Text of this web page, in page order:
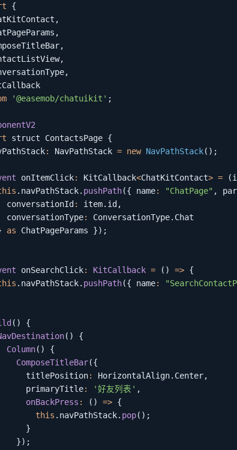
{
,
,
,
,
,
'@easemob/chatuikit' ;
struct ContactsPage {
: NavPathStack = new NavPathStack( ) ;
onItemClick: KitCallback<ChatKitContact> = (
. navPathStack. pushPath({ name: "ChatPage" ,
conversationId
: item. id,
conversationType
: ConversationType. Chat
as ChatPageParams }) ;
onSearchClick: KitCallback = ( ) => {
. navPathStack. pushPath({ name:
( )
{
( )
{
Column( )
{
ComposeTitleBar({
titlePosition
: HorizontalAlign. Center,
primaryTitle
: '好友列表' ,
onBackPress : ( ) => {
this . navPathStack. pop( ) ;
}
}) ;